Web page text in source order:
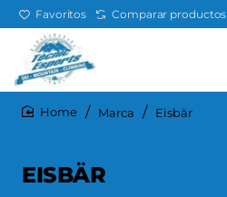
Favoritos Comparar productos
Marca Eisbär
EISBÄR